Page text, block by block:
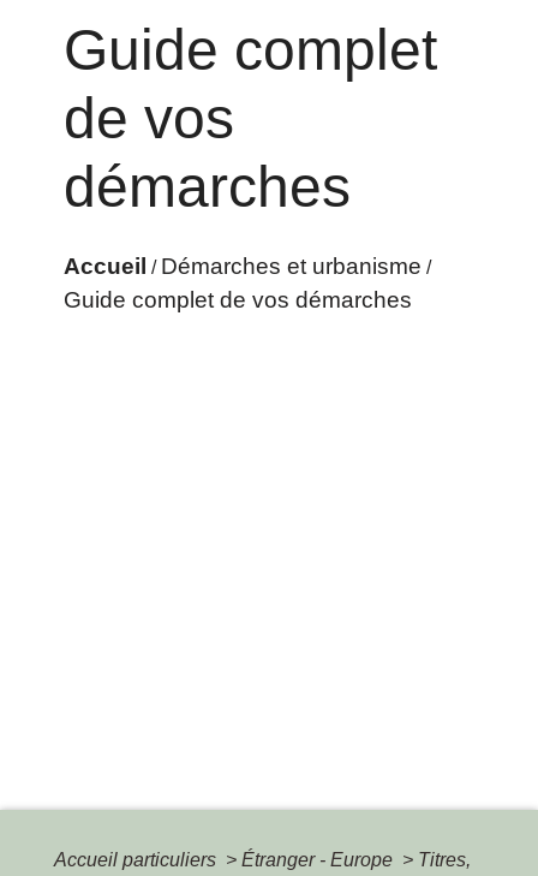
Guide complet
de vos
démarches
Accueil / Démarches et urbanisme /
Guide complet de vos démarches
Accueil particuliers > Étranger - Europe > Titres,